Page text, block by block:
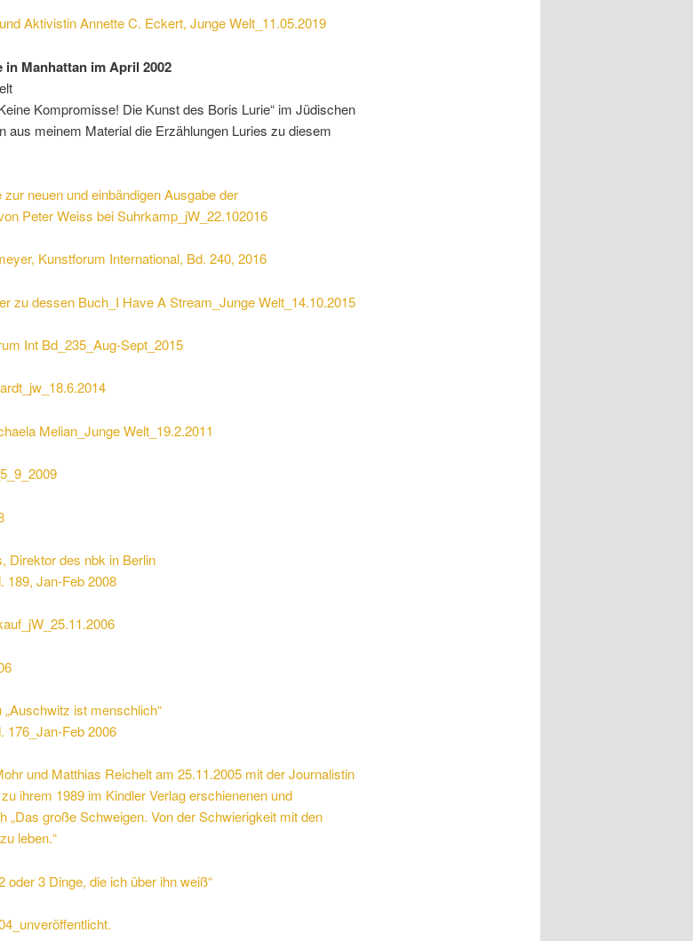
Aktivistin Annette C. Eckert, Junge Welt_11.05.2019
Manhattan im April 2002
Kompromisse! Die Kunst des Boris Lurie“ im Jüdischen
aus meinem Material die Erzählungen Luries zu diesem
neuen und einbändigen Ausgabe der
Peter Weiss bei Suhrkamp_jW_22.102016
Kunstforum International, Bd. 240, 2016
zu dessen Buch_I Have A Stream_Junge Welt_14.10.2015
Int Bd_235_Aug-Sept_2015
Melian_Junge Welt_19.2.2011
Direktor des nbk in Berlin
189, Jan-Feb 2008
ist menschlich“
176_Jan-Feb 2006
und Matthias Reichelt am 25.11.2005 mit der Journalistin
ihrem 1989 im Kindler Verlag erschienenen und
„Das große Schweigen. Von der Schwierigkeit mit den
leben.“
oder 3 Dinge, die ich über ihn weiß“